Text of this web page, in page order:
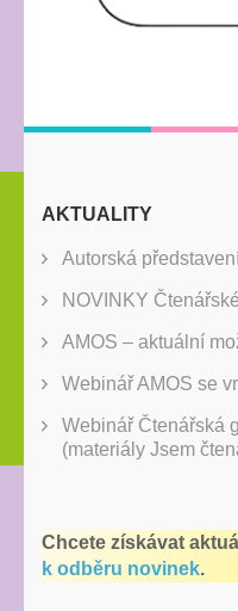
AKTUALITY
Autorská
NOVINKY
AMOS – aktuální
Webinář AMOS se
Webinář Čtenářská
(materiály Jsem
Chcete získávat
k odběru novinek.